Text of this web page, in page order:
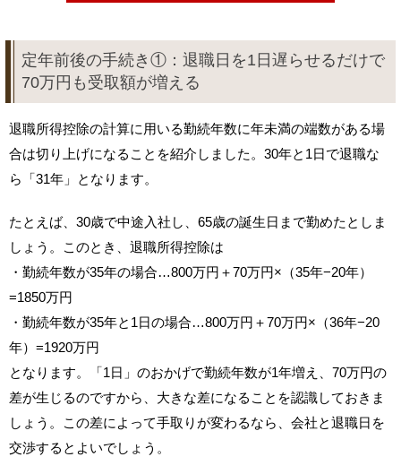
定年前後の手続き①：退職日を1日遅らせるだけで
70万円も受取額が増える
退職所得控除の計算に用いる勤続年数に年未満の端数がある場
合は切り上げになることを紹介しました。30年と1日で退職な
ら「31年」となります。
たとえば、30歳で中途入社し、65歳の誕生日まで勤めたとしま
しょう。このとき、退職所得控除は
・勤続年数が35年の場合…800万円＋70万円×（35年−20年）
=1850万円
・勤続年数が35年と1日の場合…800万円＋70万円×（36年−20
年）=1920万円
となります。「1日」のおかげで勤続年数が1年増え、70万円の
差が生じるのですから、大きな差になることを認識しておきま
しょう。この差によって手取りが変わるなら、会社と退職日を
交渉するとよいでしょう。